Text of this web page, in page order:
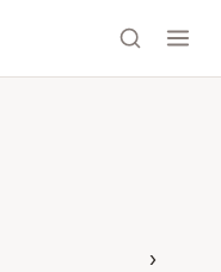
›